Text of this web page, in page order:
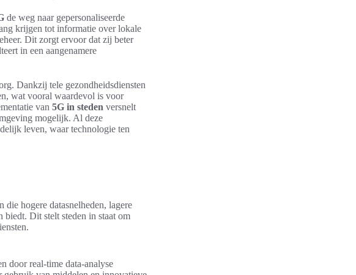
de weg naar gepersonaliseerde
krijgen tot informatie over lokale
Dit zorgt ervoor dat zij beter
in een aangenamere
Dankzij tele gezondheidsdiensten
wat vooral waardevol is voor
van 5G in steden versnelt
mogelijk. Al deze
leven, waar technologie ten
hogere datasnelheden, lagere
biedt. Dit stelt steden in staat om
door real-time data-analyse